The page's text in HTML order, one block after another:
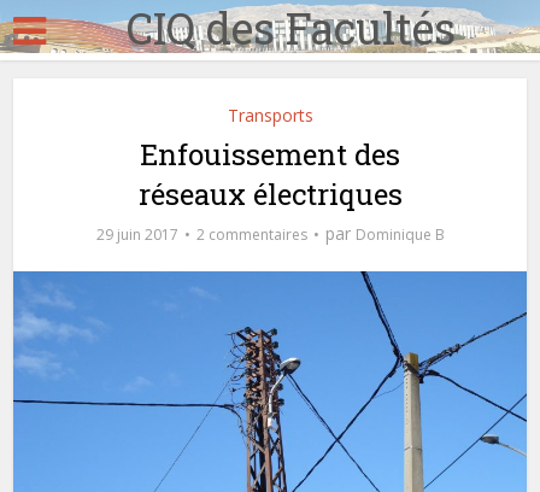
CIQ des Facultés
Transports
Enfouissement des
réseaux électriques
29 juin 2017 2 commentaires par Dominique B